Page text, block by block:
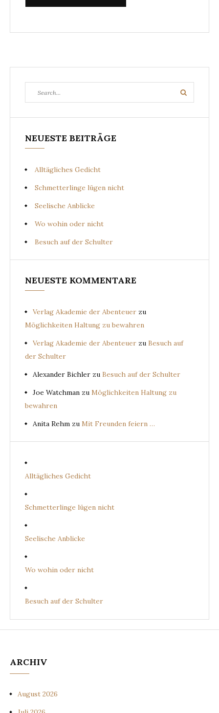
for:
Search
NEUESTE BEITRÄGE
Alltägliches Gedicht
Schmetterlinge lügen nicht
Seelische Anblicke
Wo wohin oder nicht
Besuch auf der Schulter
NEUESTE KOMMENTARE
Verlag Akademie der Abenteuer zu
Möglichkeiten Haltung zu bewahren
Verlag Akademie der Abenteuer zu Besuch auf
der Schulter
Alexander Bichler zu Besuch auf der Schulter
Joe Watchman zu Möglichkeiten Haltung zu
bewahren
Anita Rehm zu Mit Freunden feiern …
Alltägliches Gedicht
Schmetterlinge lügen nicht
Seelische Anblicke
Wo wohin oder nicht
Besuch auf der Schulter
ARCHIV
August 2026